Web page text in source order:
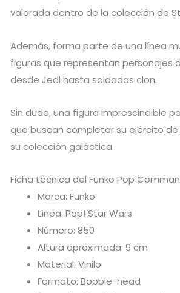
valorada dentro de la colección de
Además, forma parte de una línea
figuras que representan personajes
desde Jedi hasta soldados clon.
Sin duda, una figura imprescindible
que buscan completar su ejército
su colección galáctica.
Ficha técnica del Funko Pop
Marca: Funko
Línea: Pop! Star Wars
Número: 850
Altura aproximada: 9 cm
Material: Vinilo
Formato: Bobble-head